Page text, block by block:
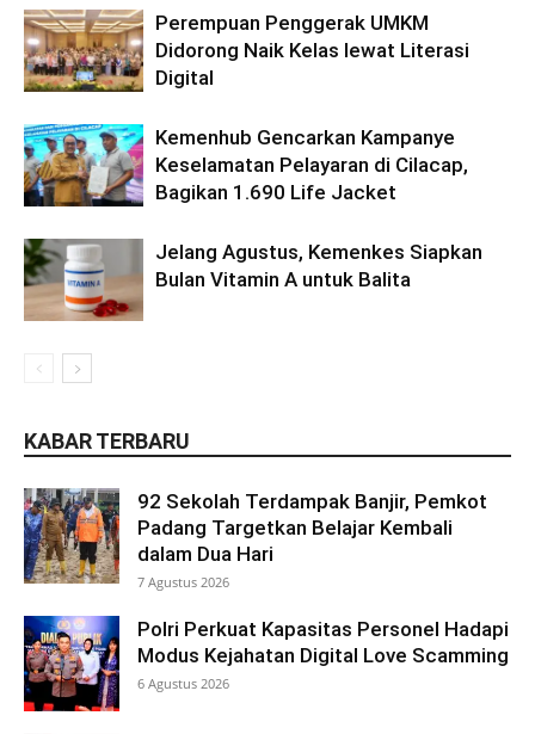
Perempuan Penggerak UMKM
Didorong Naik Kelas lewat Literasi
Digital
Kemenhub Gencarkan Kampanye
Keselamatan Pelayaran di Cilacap,
Bagikan 1.690 Life Jacket
Jelang Agustus, Kemenkes Siapkan
Bulan Vitamin A untuk Balita
KABAR TERBARU
92 Sekolah Terdampak Banjir, Pemkot
Padang Targetkan Belajar Kembali
dalam Dua Hari
7 Agustus 2026
Polri Perkuat Kapasitas Personel Hadapi
Modus Kejahatan Digital Love Scamming
6 Agustus 2026